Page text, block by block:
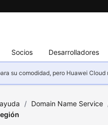
Socios Desarrolladores
su comodidad, pero Huawei
/ Domain Name Service